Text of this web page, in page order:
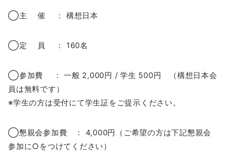
◯主 催 ： 構想日本
◯定 員 ： 160名
◯参加費 ： 一般 2,000円 / 学生 500円 （構想日本会
員は無料です）
※学生の方は受付にて学生証をご提示ください。
◯懇親会参加費 ： 4,000円（ご希望の方は下記懇親会
参加に○をつけてください）